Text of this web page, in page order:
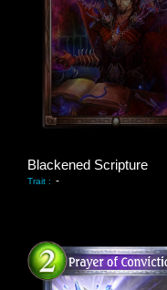
Blackened Scripture
Trait : -